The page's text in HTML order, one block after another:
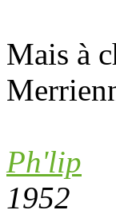
Mais à
Ph'lip
1952